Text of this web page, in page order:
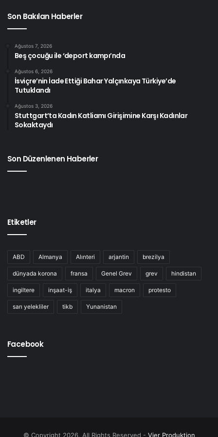
baskı dalgasının bir yansıması bu saldırılar.
Son Bakılan Haberler
Ağustos 7, 2026
Beş çocuğu ile ‘deport kampı’nda
Ağustos 6, 2026
İsviçre’nin İade Ettiği Bahar Yalçınkaya Türkiye’de
Tutuklandı
Ağustos 3, 2026
Stuttgart’ta Kadın Katliamı Girişimine Karşı Kadınlar
Sokaktaydı
Son Düzenlenen Haberler
Etiketler
ABD Almanya Alınteri arjantin brezilya
dünyada korona fransa Genel Grev grev hindistan
ingiltere inşaat-iş italya macron protesto
sarı yelekliler tikb Yunanistan
Facebook
© Copyright 2026, All Rights Reserved - Vier Produktion